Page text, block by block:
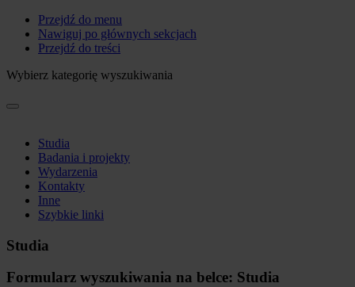
Przejdź do menu
Nawiguj po głównych sekcjach
Przejdź do treści
Wybierz kategorię wyszukiwania
Studia
Badania i projekty
Wydarzenia
Kontakty
Inne
Szybkie linki
Studia
Formularz wyszukiwania na belce: Studia